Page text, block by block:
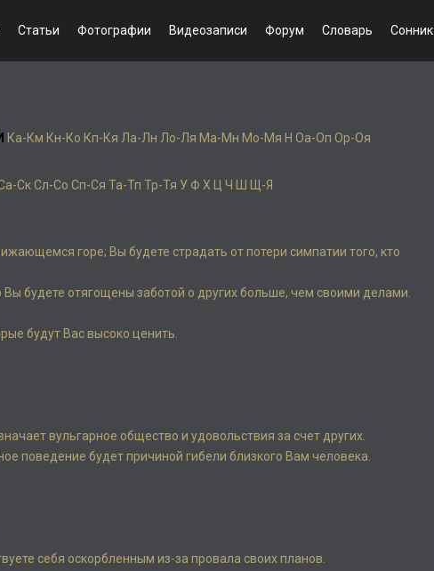
Статьи Фотографии Видеозаписи Форум Словарь Сонник
Ка-Км Кн-Ко Кп-Кя Ла-Лн Ло-Ля Ма-Мн Мо-Мя Н Оа-Оп Ор-Оя
Ск Сл-Со Сп-Ся Та-Тп Тр-Тя У Ф Х Ч Щ-Я
горе; Вы будете страдать от потери симпатии того, кто
Вы будете отягощены заботой о других больше, чем своими делами.
будут Вас высоко ценить.
вульгарное общество и удовольствия за счет других.
поведение будет причиной гибели близкого Вам человека.
себя оскорбленным из-за провала своих планов.